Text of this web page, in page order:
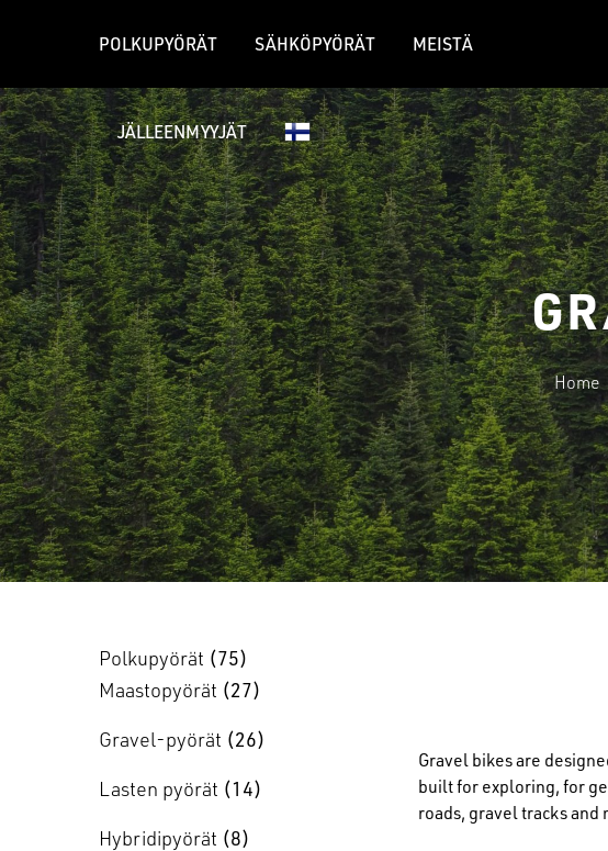
POLKUPYÖRÄT
GRAVEL-PYÖRÄT MAASTOPYÖRÄT
SÄHKÖPYÖRÄT MEISTÄ
JÄLLEENMYYJÄT
Home
Polkupyörät
75
Maastopyörät
27
Gravel-pyörät 26
Lasten pyörät 14
Hybridipyörät 8
Gravel bikes are
built for exploring, for
roads, gravel tracks and